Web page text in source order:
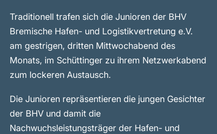
Traditionell trafen sich die Junioren der BHV
Bremische Hafen- und Logistikvertretung e.V.
am gestrigen, dritten Mittwochabend des
Monats, im Schüttinger zu ihrem Netzwerkabend
zum lockeren Austausch.
Die Junioren repräsentieren die jungen Gesichter
der BHV und damit die
Nachwuchsleistungsträger der Hafen- und